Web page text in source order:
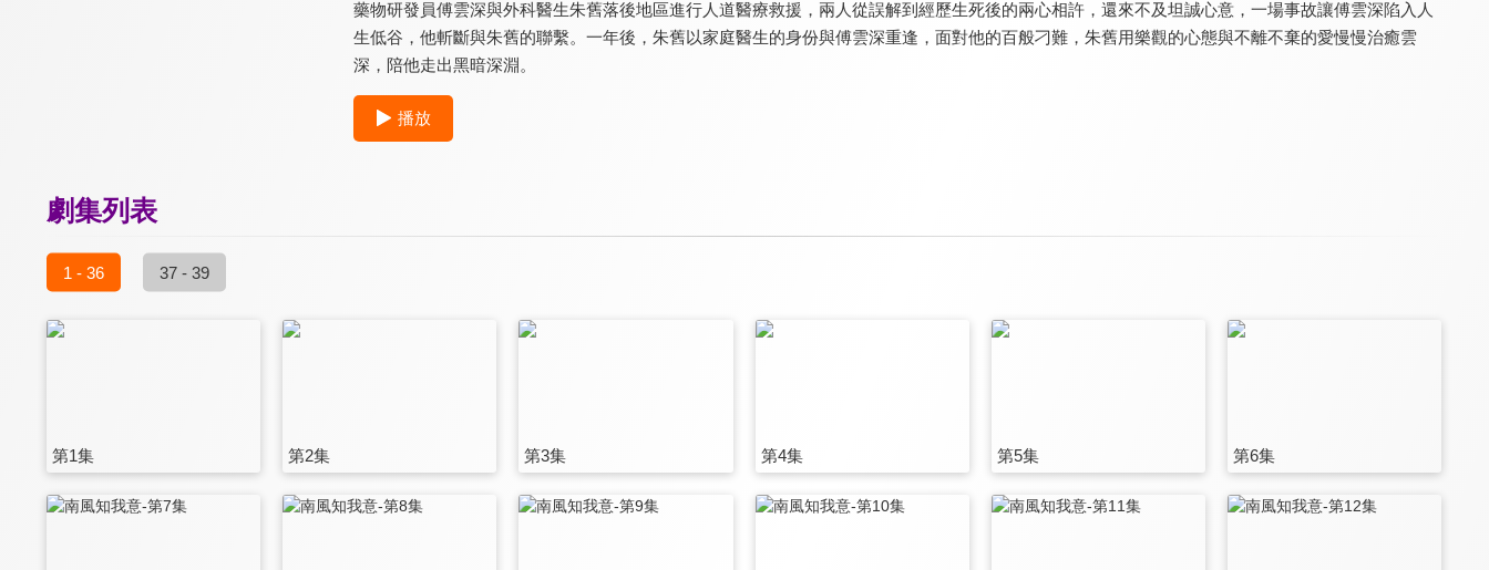
藥物研發員傅雲深與外科醫生朱舊落後地區進行人道醫療救援，兩人從誤解到經歷生死後的兩心相許，還來不及坦誠心意，一場事故讓傅雲深陷入人
生低谷，他斬斷與朱舊的聯繫。一年後，朱舊以家庭醫生的身份與傅雲深重逢，面對他的百般刁難，朱舊用樂觀的心態與不離不棄的愛慢慢治癒雲
深，陪他走出黑暗深淵。
播放
劇集列表
1 - 36 37 - 39
第1集 第2集 第3集 第4集 第5集 第6集